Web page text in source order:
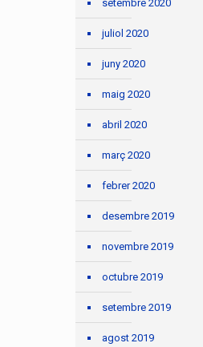
setembre 2020
juliol 2020
juny 2020
maig 2020
abril 2020
març 2020
febrer 2020
desembre 2019
novembre 2019
octubre 2019
setembre 2019
agost 2019